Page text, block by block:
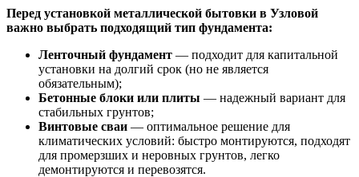
Перед установкой металлической бытовки в Узловой
важно выбрать подходящий тип фундамента:
Ленточный фундамент — подходит для капитальной
установки на долгий срок (но не является
обязательным);
Бетонные блоки или плиты — надежный вариант для
стабильных грунтов;
Винтовые сваи — оптимальное решение для
климатических условий: быстро монтируются, подходят
для промерзших и неровных грунтов, легко
демонтируются и перевозятся.